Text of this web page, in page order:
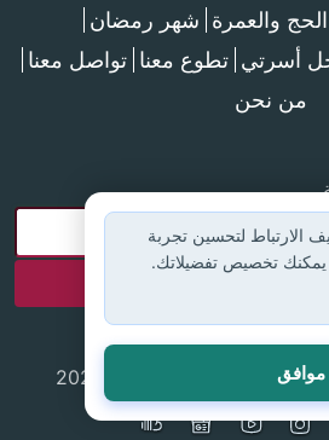
الحج والعمرة شهر رمضان
أسرتي تطوع معنا تواصل معنا
من نحن
إسلام أون لاين © 2025
الارتباط لتحسين تجربة
يمكنك تخصيص تفضيلاتك.
موافق